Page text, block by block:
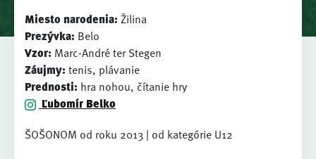
Miesto narodenia: Žilina
Prezývka: Belo
Vzor: Marc-André ter Stegen
Záujmy: tenis, plávanie
Prednosti: hra nohou, čítanie hry
Ľubomír Belko
ŠOŠONOM od roku 2013 | od kategórie U12